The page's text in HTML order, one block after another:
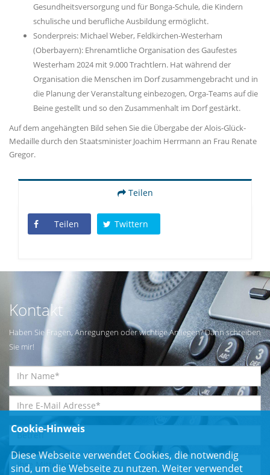
Gesundheitsversorgung und für Bonga-Schule, die Kindern
schulische und berufliche Ausbildung ermöglicht.
Sonderpreis: Michael Weber, Feldkirchen-Westerham
(Oberbayern): Ehrenamtliche Organisation des Gaufestes
Westerham 2024 mit 9.000 Trachtlern. Hat während der
Organisation die Menschen im Dorf zusammengebracht und in
die Planung der Veranstaltung einbezogen, Orga-Teams auf die
Beine gestellt und so den Zusammenhalt im Dorf gestärkt.
Auf dem angehängten Bild sehen Sie die Übergabe der Alois-Glück-
Medaille durch den Staatsminister Joachim Herrmann an Frau Renate
Gregor.
Teilen
Teilen Twittern
Kontakt
Haben Sie Fragen, Anregungen oder wichtige Anliegen? Dann schreiben
Sie mir!
Cookie-Hinweis
Diese Webseite verwendet Cookies, die notwendig
sind, um die Webseite zu nutzen. Weiter verwendet